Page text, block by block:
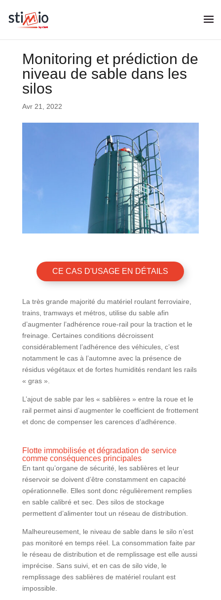
Monitoring et prédiction de
niveau de sable dans les
silos
Avr 21, 2022
CE CAS D'USAGE EN DÉTAILS
La très grande majorité du matériel roulant ferroviaire,
trains, tramways et métros, utilise du sable afin
d’augmenter l’adhérence roue-rail pour la traction et le
freinage. Certaines conditions décroissent
considérablement l’adhérence des véhicules, c’est
notamment le cas à l’automne avec la présence de
résidus végétaux et de fortes humidités rendant les rails
« gras ».
L’ajout de sable par les « sablières » entre la roue et le
rail permet ainsi d’augmenter le coefficient de frottement
et donc de compenser les carences d’adhérence.
Flotte immobilisée et dégradation de service
comme conséquences principales
En tant qu’organe de sécurité, les sablières et leur
réservoir se doivent d’être constamment en capacité
opérationnelle. Elles sont donc régulièrement remplies
en sable calibré et sec. Des silos de stockage
permettent d’alimenter tout un réseau de distribution.
Malheureusement, le niveau de sable dans le silo n’est
pas monitoré en temps réel. La consommation faite par
le réseau de distribution et de remplissage est elle aussi
imprécise. Sans suivi, et en cas de silo vide, le
remplissage des sablières de matériel roulant est
impossible.